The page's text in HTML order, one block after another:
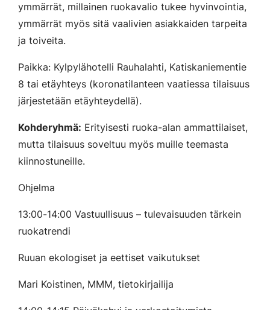
ymmärrät, millainen ruokavalio tukee hyvinvointia,
ymmärrät myös sitä vaalivien asiakkaiden tarpeita
ja toiveita.
Paikka: Kylpylähotelli Rauhalahti, Katiskaniementie
8 tai etäyhteys (koronatilanteen vaatiessa tilaisuus
järjestetään etäyhteydellä).
Kohderyhmä: Erityisesti ruoka-alan ammattilaiset,
mutta tilaisuus soveltuu myös muille teemasta
kiinnostuneille.
Ohjelma
13:00-14:00 Vastuullisuus – tulevaisuuden tärkein
ruokatrendi
Ruuan ekologiset ja eettiset vaikutukset
Mari Koistinen, MMM, tietokirjailija